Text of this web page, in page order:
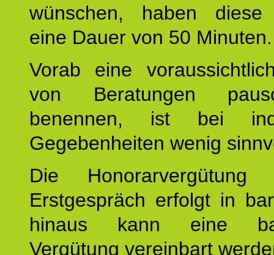
wünschen, haben diese
eine Dauer von 50 Minuten.
Vorab eine
von Beratungen
benennen, ist bei
Gegebenheiten wenig
Die
Erstgespräch erfolgt in
hinaus kann eine
Vergütung vereinbart